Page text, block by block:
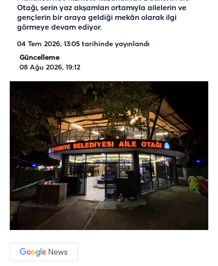
Otağı, serin yaz akşamları ortamıyla ailelerin ve
gençlerin bir araya geldiği mekân olarak ilgi
görmeye devam ediyor.
04 Tem 2026, 13:05 tarihinde yayınlandı
Güncelleme
08 Ağu 2026, 19:12